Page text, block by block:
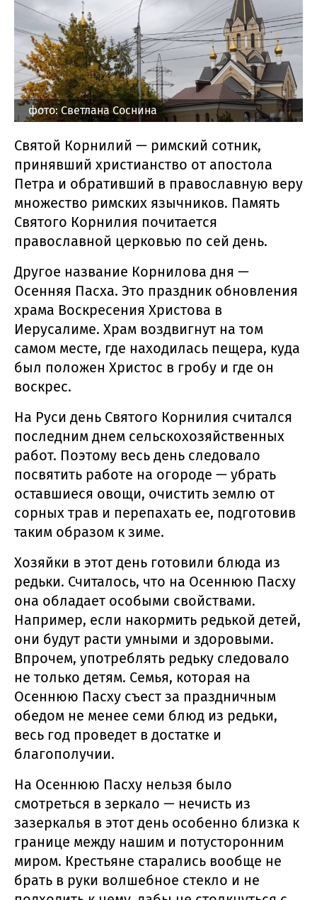
фото: Светлана Соснина
Святой Корнилий — римский сотник,
принявший христианство от апостола
Петра и обративший в православную веру
множество римских язычников. Память
Святого Корнилия почитается
православной церковью по сей день.
Другое название Корнилова дня —
Осенняя Пасха. Это праздник обновления
храма Воскресения Христова в
Иерусалиме. Храм воздвигнут на том
самом месте, где находилась пещера, куда
был положен Христос в гробу и где он
воскрес.
На Руси день Святого Корнилия считался
последним днем сельскохозяйственных
работ. Поэтому весь день следовало
посвятить работе на огороде — убрать
оставшиеся овощи, очистить землю от
сорных трав и перепахать ее, подготовив
таким образом к зиме.
Хозяйки в этот день готовили блюда из
редьки. Считалось, что на Осеннюю Пасху
она обладает особыми свойствами.
Например, если накормить редькой детей,
они будут расти умными и здоровыми.
Впрочем, употреблять редьку следовало
не только детям. Семья, которая на
Осеннюю Пасху съест за праздничным
обедом не менее семи блюд из редьки,
весь год проведет в достатке и
благополучии.
На Осеннюю Пасху нельзя было
смотреться в зеркало — нечисть из
зазеркалья в этот день особенно близка к
границе между нашим и потусторонним
миром. Крестьяне старались вообще не
брать в руки волшебное стекло и не